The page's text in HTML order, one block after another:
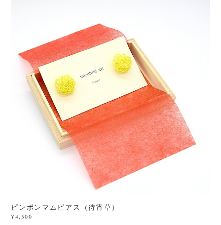
ピンポンマムピアス（待宵草）
¥4,500